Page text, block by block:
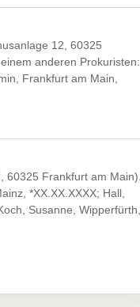
12, 60325
anderen Prokuristen:
Frankfurt am Main,
60325 Frankfurt am Main).
*XX.XX.XXXX; Hall,
Susanne, Wipperfürth,